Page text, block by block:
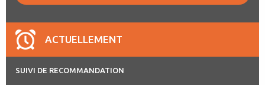
ACTUELLEMENT
SUIVI DE RECOMMANDATION